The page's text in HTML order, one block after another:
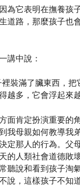
為它表明在撫養孩
道路，那麼孩子也
講中說：
裝滿了臟東西，
越多，它會浮起來
面肯定扮演重要的
我母親如何教導我
定那人的行為。父
的人類社會道德敗
聽說和看到孩子淘
說，這樣孩子不知